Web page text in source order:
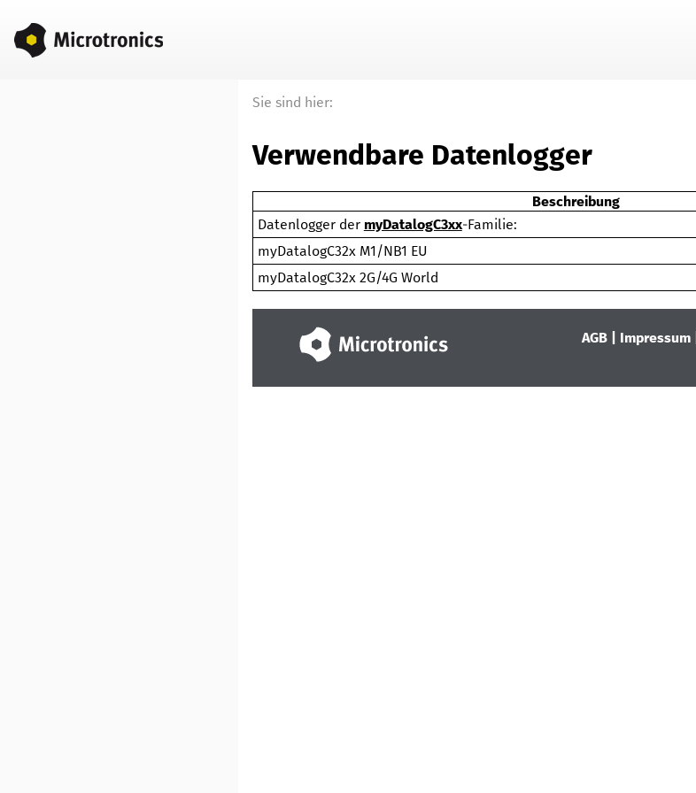
Sie sind hier:
Verwendbare Datenlogger
Beschreibung
Datenlogger der myDatalogC3xx-Familie:
myDatalogC32x M1/NB1 EU
myDatalogC32x 2G/4G World
AGB| Impressum|